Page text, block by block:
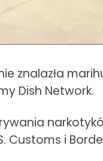
znalazła
Dish Network.
Customs i